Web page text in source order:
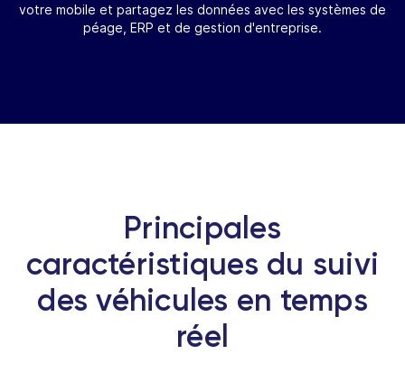
votre mobile et partagez les données avec les systèmes de
péage, ERP et de gestion d'entreprise.
Principales
caractéristiques du suivi
des véhicules en temps
réel